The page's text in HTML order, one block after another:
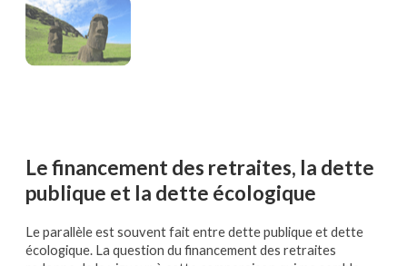
Le financement des retraites, la dette
publique et la dette écologique
Le parallèle est souvent fait entre dette publique et dette
écologique. La question du financement des retraites